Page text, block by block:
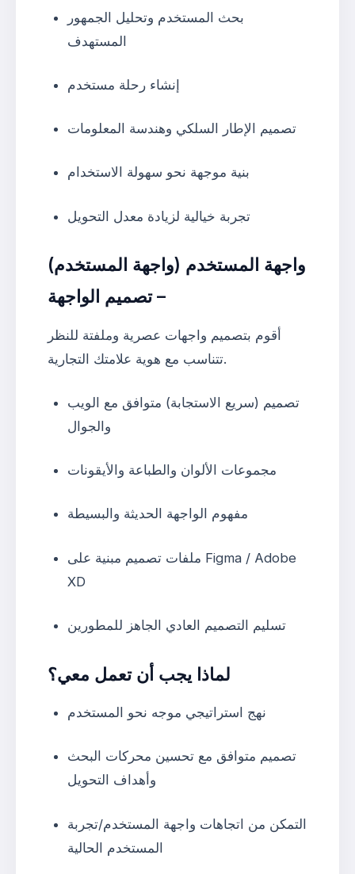
بحث المستخدم وتحليل الجمهور
المستهدف
إنشاء رحلة مستخدم
تصميم الإطار السلكي وهندسة المعلومات
بنية موجهة نحو سهولة الاستخدام
تجربة خيالية لزيادة معدل التحويل
واجهة المستخدم (واجهة المستخدم)
– تصميم الواجهة
أقوم بتصميم واجهات عصرية وملفتة للنظر
تتناسب مع هوية علامتك التجارية.
تصميم (سريع الاستجابة) متوافق مع الويب
والجوال
مجموعات الألوان والطباعة والأيقونات
مفهوم الواجهة الحديثة والبسيطة
ملفات تصميم مبنية على Figma / Adobe
XD
تسليم التصميم العادي الجاهز للمطورين
لماذا يجب أن تعمل معي؟
نهج استراتيجي موجه نحو المستخدم
تصميم متوافق مع تحسين محركات البحث
وأهداف التحويل
التمكن من اتجاهات واجهة المستخدم/تجربة
المستخدم الحالية